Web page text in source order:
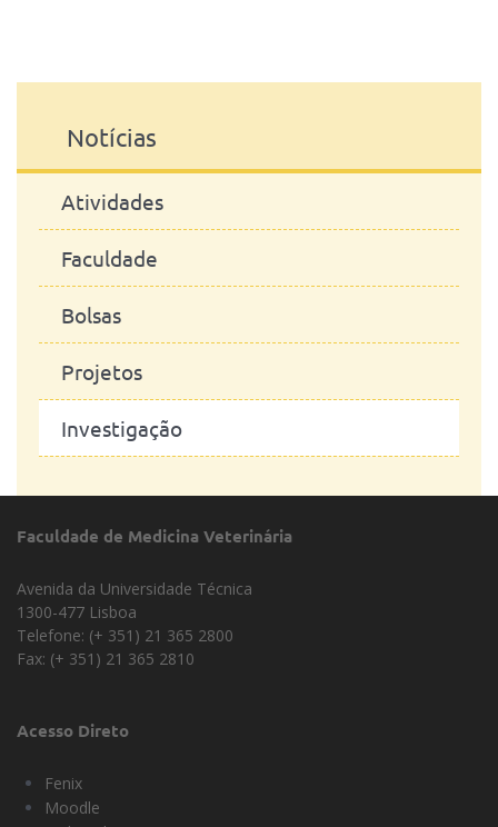
Notícias
Atividades
Faculdade
Bolsas
Projetos
Investigação
Faculdade de Medicina Veterinária
Avenida da Universidade Técnica
1300-477 Lisboa
Telefone: (+ 351) 21 365 2800
Fax: (+ 351) 21 365 2810
Acesso Direto
Fenix
Moodle